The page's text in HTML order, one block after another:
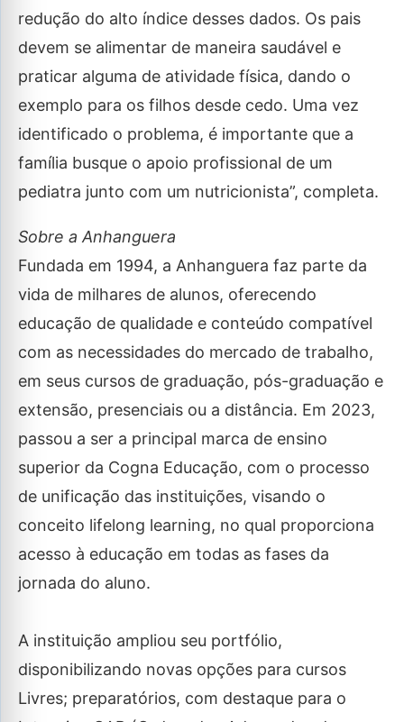
redução do alto índice desses dados. Os pais
devem se alimentar de maneira saudável e
praticar alguma de atividade física, dando o
exemplo para os filhos desde cedo. Uma vez
identificado o problema, é importante que a
família busque o apoio profissional de um
pediatra junto com um nutricionista”, completa.
Sobre a Anhanguera
Fundada em 1994, a Anhanguera faz parte da
vida de milhares de alunos, oferecendo
educação de qualidade e conteúdo compatível
com as necessidades do mercado de trabalho,
em seus cursos de graduação, pós-graduação e
extensão, presenciais ou a distância. Em 2023,
passou a ser a principal marca de ensino
superior da Cogna Educação, com o processo
de unificação das instituições, visando o
conceito lifelong learning, no qual proporciona
acesso à educação em todas as fases da
jornada do aluno.
A instituição ampliou seu portfólio,
disponibilizando novas opções para cursos
Livres; preparatórios, com destaque para o